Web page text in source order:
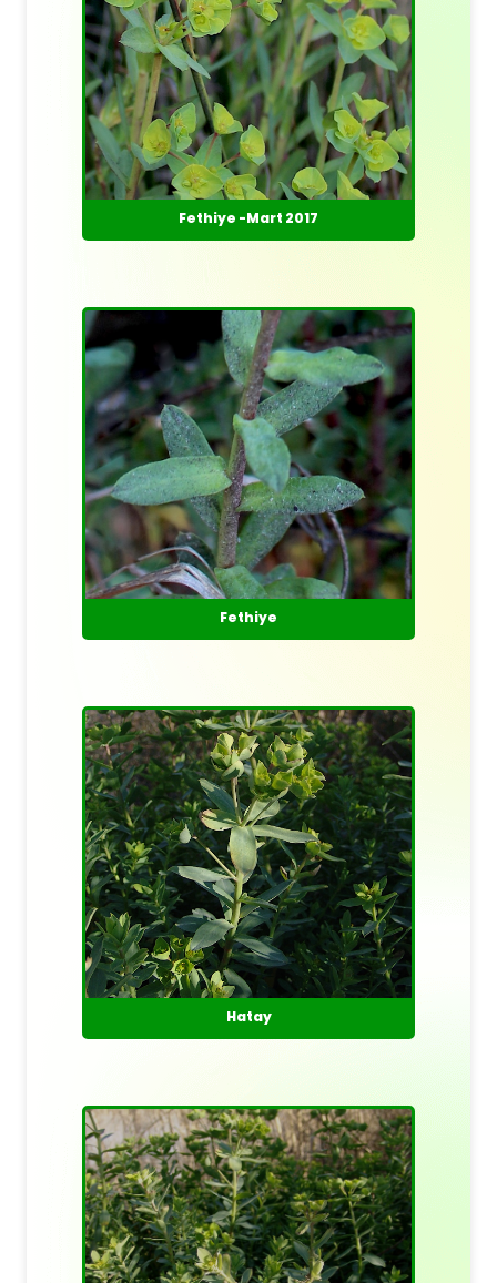
Fethiye -Mart 2017
Fethiye
Hatay